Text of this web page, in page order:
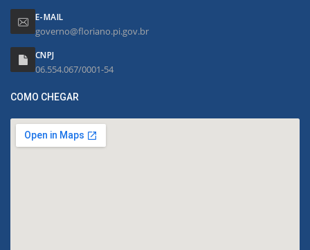
E-MAIL
governo@floriano.pi.gov.br
CNPJ
06.554.067/0001-54
COMO CHEGAR